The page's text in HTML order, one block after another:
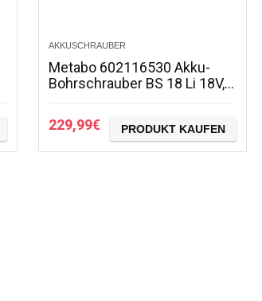
AKKUSCHRAUBER
Metabo 602116530 Akku-
Bohrschrauber BS 18 Li 18V,
Ladegerät, im Koffer, max.
Drehmoment…
229,99€ PRODUKT KAUFEN